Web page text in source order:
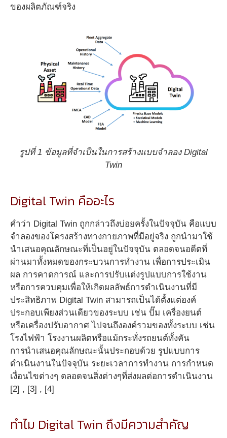
ของผลิตภัณฑ์จริง
รูปที่ 1 ข้อมูลที่จำเป็นในการสร้างแบบจำลอง Digital
Twin
Digital Twin คืออะไร
คำว่า Digital Twin ถูกกล่าวถึงบ่อยครั้งในปัจจุบัน คือแบบ
จำลองของโครงสร้างทางกายภาพที่มีอยู่จริง ถูกนำมาใช้
นำเสนอคุณลักษณะที่เป็นอยู่ในปัจจุบัน ตลอดจนอดีตที่
ผ่านมาทั้งหมดของกระบวนการทำงาน เพื่อการประเมิน
ผล การคาดการณ์ และการปรับแต่งรูปแบบการใช้งาน
หรือการควบคุมเพื่อให้เกิดผลลัพธ์การดำเนินงานที่มี
ประสิทธิภาพ Digital Twin สามารถเป็นได้ตั้งแต่องค์
ประกอบเพียงส่วนเดียวของระบบ เช่น ปั๊ม เครื่องยนต์
หรือเครื่องปรับอากาศ ไปจนถึงองค์รวมของทั้งระบบ เช่น
โรงไฟฟ้า โรงงานผลิตหรือแม้กระทั่งรถยนต์ทั้งคัน
การนำเสนอคุณลักษณะนั้นประกอบด้วย รูปแบบการ
ดำเนินงานในปัจจุบัน ระยะเวลาการทำงาน การกำหนด
เงื่อนไขต่างๆ ตลอดจนสิ่งต่างๆที่ส่งผลต่อการดำเนินงาน
[2] , [3] , [4]
ทำไม Digital Twin ถึงมีความสำคัญ